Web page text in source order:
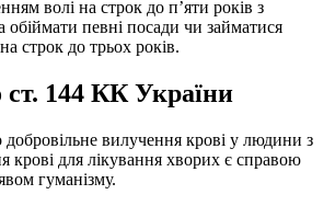
волі на строк до п’яти років з
обіймати певні посади чи займатися
строк до трьох років.
144 КК України
вилучення крові у людини з
крові для лікування хворих є справою
гуманізму.